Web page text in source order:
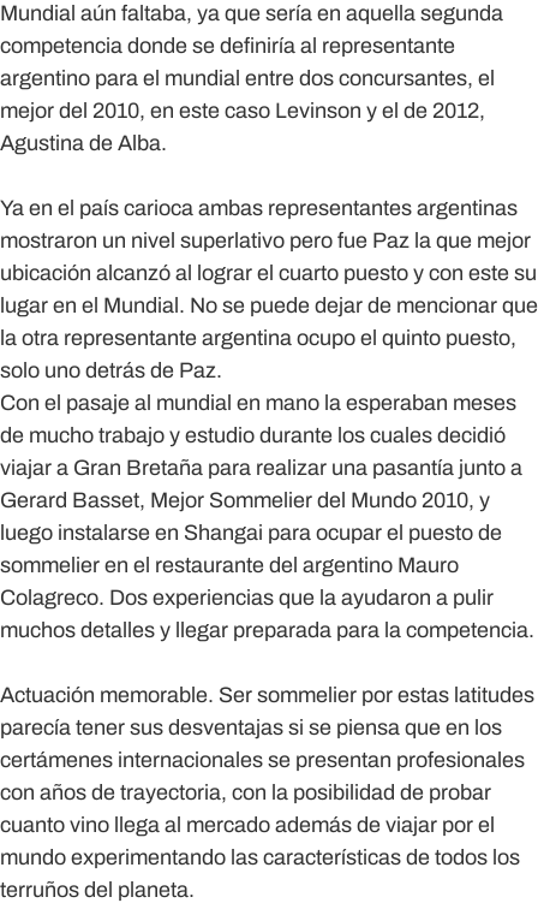
Mundial aún faltaba, ya que sería en aquella segunda
competencia donde se definiría al representante
argentino para el mundial entre dos concursantes, el
mejor del 2010, en este caso Levinson y el de 2012,
Agustina de Alba.
Ya en el país carioca ambas representantes argentinas
mostraron un nivel superlativo pero fue Paz la que mejor
ubicación alcanzó al lograr el cuarto puesto y con este su
lugar en el Mundial. No se puede dejar de mencionar que
la otra representante argentina ocupo el quinto puesto,
solo uno detrás de Paz.
Con el pasaje al mundial en mano la esperaban meses
de mucho trabajo y estudio durante los cuales decidió
viajar a Gran Bretaña para realizar una pasantía junto a
Gerard Basset, Mejor Sommelier del Mundo 2010, y
luego instalarse en Shangai para ocupar el puesto de
sommelier en el restaurante del argentino Mauro
Colagreco. Dos experiencias que la ayudaron a pulir
muchos detalles y llegar preparada para la competencia.
Actuación memorable. Ser sommelier por estas latitudes
parecía tener sus desventajas si se piensa que en los
certámenes internacionales se presentan profesionales
con años de trayectoria, con la posibilidad de probar
cuanto vino llega al mercado además de viajar por el
mundo experimentando las características de todos los
terruños del planeta.